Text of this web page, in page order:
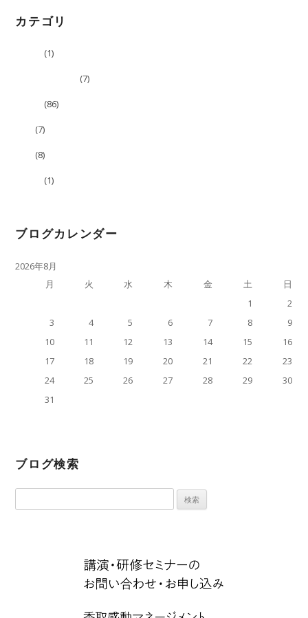
カテゴリ
(1)
(7)
(86)
(7)
(8)
(1)
ブログカレンダー
2026年8月
月
火 水 木 金 土
日
1
2
3
4 5 6 7 8
9
10
11 12 13 14 15
16
17
18 19 20 21 22
23
24
25 26 27 28 29
30
31
ブログ検索
索: